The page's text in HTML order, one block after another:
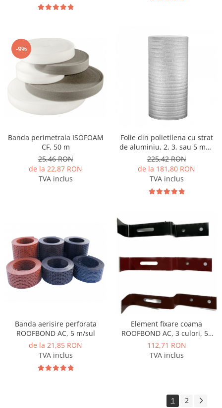
-9%
Banda perimetrala ISOFOAM
CF, 50 m
25,46 RON
de la 22,87 RON
TVA inclus
Folie din polietilena cu strat
de aluminiu, 2, 3, sau 5 mm,
ISOFOAM LF-ALU, 50 mp
225,42 RON
de la 181,80 RON
TVA inclus
Banda aerisire perforata
ROOFBOND AC, 5 m/sul
de la 21,85 RON
TVA inclus
Element fixare coama
ROOFBOND AC, 3 culori, 50
buc
112,71 RON
TVA inclus
1 2